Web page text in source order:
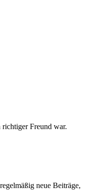
Freund war.
neue Beiträge,